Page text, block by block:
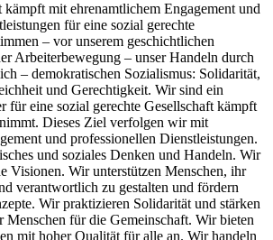
mit ehrenamtlichem Engagement und
für eine sozial gerechte
– vor unserem geschichtlichen
Arbeiterbewegung – unser Handeln durch
– demokratischen Sozialismus: Solidarität,
und Gerechtigkeit. Wir sind ein
für eine sozial gerechte Gesellschaft kämpft
Dieses Ziel verfolgen wir mit
und professionellen Dienstleistungen.
und soziales Denken und Handeln. Wir
Visionen. Wir unterstützen Menschen, ihr
verantwortlich zu gestalten und fördern
Wir praktizieren Solidarität und stärken
Menschen für die Gemeinschaft. Wir bieten
mit hoher Qualität für alle an. Wir handeln